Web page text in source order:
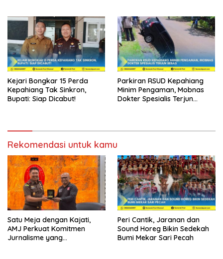
Kejari Bongkar 15 Perda
Kepahiang Tak Sinkron,
Bupati: Siap Dicabut!
Parkiran RSUD Kepahiang
Minim Pengaman, Mobnas
Dokter Spesialis Terjun
Rekomendasi untuk kamu
Satu Meja dengan Kajati,
AMJ Perkuat Komitmen
Jurnalisme yang
Peri Cantik, Jaranan dan
Sound Horeg Bikin Sedekah
Bumi Mekar Sari Pecah